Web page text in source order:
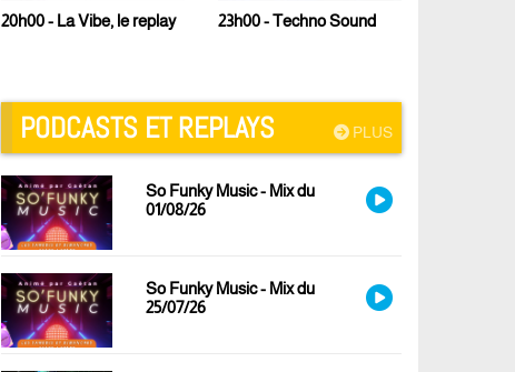
20h00 - La Vibe, le replay 23h00 - Techno Sound
PLUS
PODCASTS ET REPLAYS
So Funky Music - Mix du
01/08/26
So Funky Music - Mix du
25/07/26